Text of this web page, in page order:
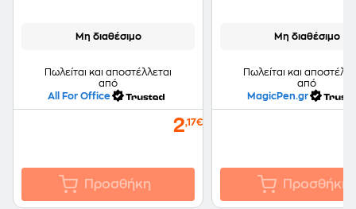
Μη διαθέσιμο
Πωλείται και αποστέλλεται
από
All For Office
2,17€
Προσθήκη
Μη διαθέσιμο
Πωλείται και
από
MagicPen.gr
Προσθήκη